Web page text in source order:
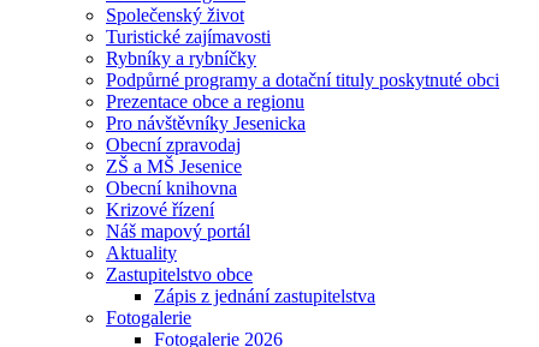
Společenský život
Turistické zajímavosti
Rybníky a rybníčky
Podpůrné programy a dotační tituly poskytnuté obci
Prezentace obce a regionu
Pro návštěvníky Jesenicka
Obecní zpravodaj
ZŠ a MŠ Jesenice
Obecní knihovna
Krizové řízení
Náš mapový portál
Aktuality
Zastupitelstvo obce
Zápis z jednání zastupitelstva
Fotogalerie
Fotogalerie 2026